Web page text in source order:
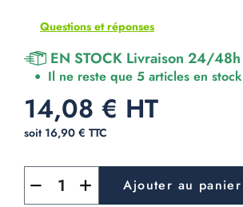
Questions et réponses
EN STOCK Livraison 24/48h
Il ne reste que 5 articles en stock
14,08 € HT
soit 16,90 € TTC
Ajouter au panier